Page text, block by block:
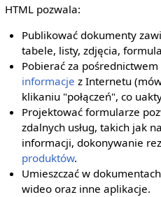
HTML pozwala:
Publikować dokumenty
tabele, listy, zdjęcia,
Pobierać za
informacje z Internetu
klikaniu "połączeń", co
Projektować formularze
zdalnych usług, takich jak
informacji, dokonywanie
produktów.
Umieszczać w
wideo oraz inne aplikacje.